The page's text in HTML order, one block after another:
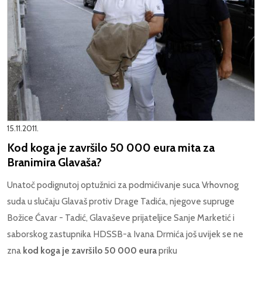
15.11.2011.
Kod koga je završilo 50 000 eura mita za
Branimira Glavaša?
Unatoč podignutoj optužnici za podmićivanje suca Vrhovnog
suda u slučaju Glavaš protiv Drage Tadića, njegove supruge
Božice Ćavar - Tadić, Glavaševe prijateljice Sanje Marketić i
saborskog zastupnika HDSSB-a Ivana Drmića još uvijek se ne
zna kod koga je završilo 50 000 eurapriku